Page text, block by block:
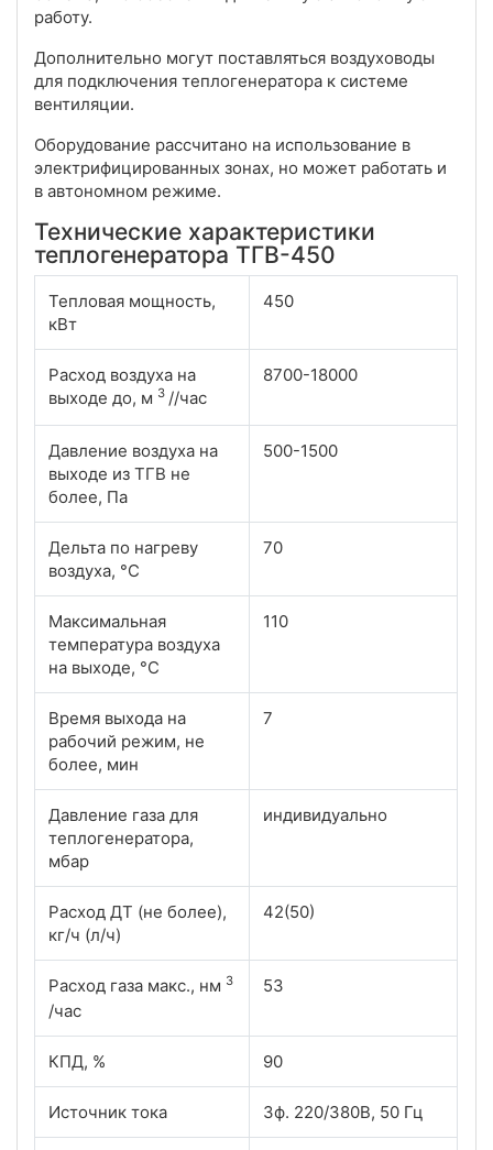
работу.
Дополнительно могут поставляться воздуховоды
для подключения теплогенератора к системе
вентиляции.
Оборудование рассчитано на использование в
электрифицированных зонах, но может работать и
в автономном режиме.
Технические характеристики
теплогенератора ТГВ-450
Тепловая мощность,
кВт
450
Расход воздуха на
выходе до, м 3 //час
8700-18000
Давление воздуха на
выходе из ТГВ не
более, Па
500-1500
Дельта по нагреву
воздуха, °С
70
Максимальная
температура воздуха
на выходе, °С
110
Время выхода на
рабочий режим, не
более, мин
7
Давление газа для
теплогенератора,
мбар
индивидуально
Расход ДТ (не более),
кг/ч (л/ч)
42(50)
Расход газа макс., нм 3
/час
53
КПД, % 90
Источник тока 3ф. 220/380В, 50 Гц